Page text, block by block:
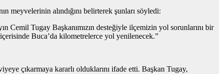
meyvelerinin alındığını belirterek şunları söyledi:
Cemil Tugay Başkanımızın desteğiyle ilçemizin yol sorunlarını bir
Buca’da kilometrelerce yol yenilenecek.”
çıkarmaya kararlı olduklarını ifade etti. Başkan Tugay,